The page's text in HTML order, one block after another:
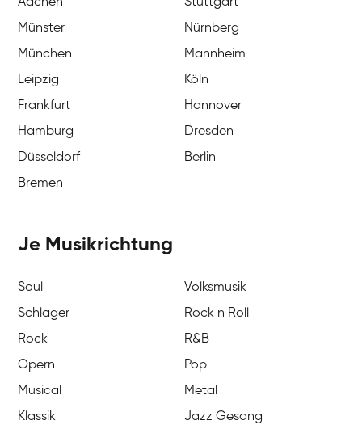
Münster
Nürnberg
München
Mannheim
Leipzig
Köln
Frankfurt
Hannover
Hamburg
Dresden
Düsseldorf
Berlin
Bremen
Je Musikrichtung
Soul
Volksmusik
Schlager
Rock n Roll
Rock
R&B
Opern
Pop
Musical
Metal
Klassik
Jazz Gesang